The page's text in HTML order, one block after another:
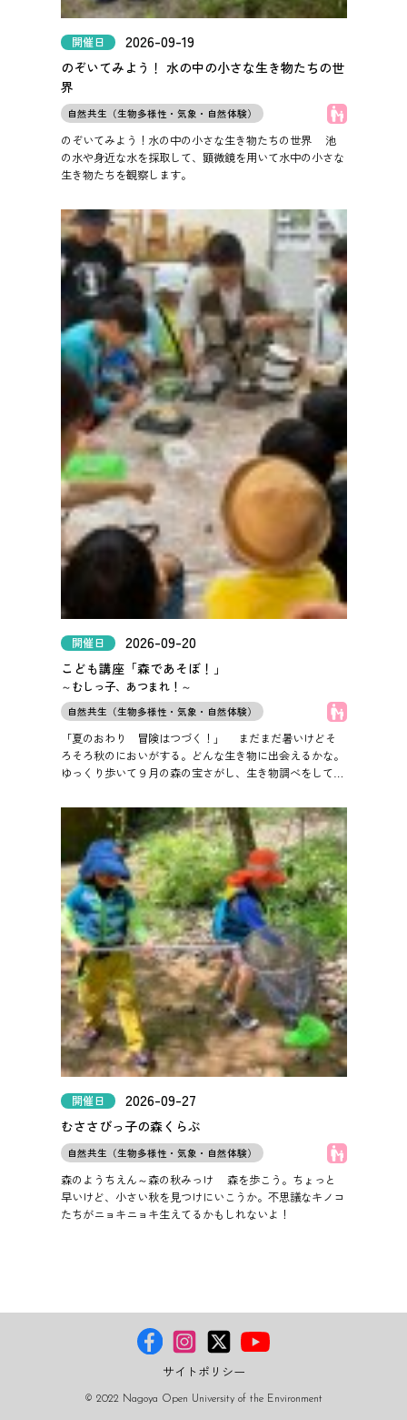
開催日 2026-09-19
のぞいてみよう！ 水の中の小さな生き物たちの世
界
自然共生（生物多様性・気象・自然体験） 子どもOK
のぞいてみよう！水の中の小さな生き物たちの世界
池
の水や身近な水を採取して、顕微鏡を用いて水中の小さな
生き物たちを観察します。
開催日 2026-09-20
こども講座「森であそぼ！」
～むしっ子、あつまれ！～
自然共生（生物多様性・気象・自然体験） 子どもOK
「夏のおわり 冒険はつづく！」
まだまだ暑いけどそ
ろそろ秋のにおいがする。どんな生き物に出会えるかな。
ゆっくり歩いて９月の森の宝さがし、生き物調べをしてみ
開催日 2026-09-27
むささびっ子の森くらぶ
自然共生（生物多様性・気象・自然体験） 子どもOK
森のようちえん～森の秋みっけ
森を歩こう。ちょっと
早いけど、小さい秋を見つけにいこうか。不思議なキノコ
たちがニョキニョキ生えてるかもしれないよ！
サイトポリシー
© 2022 Nagoya Open University of the Environment